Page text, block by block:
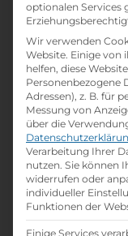
Gasthof
Niggas
folderBranche:
Hotel- /
optionalen Services
Wir verwenden
Website. Einige von
helfen, diese
Personenbezogene
Adressen), z. B. für
Messung von
über die
Verarbeitung Ihrer
nutzen. Sie können
widerrufen oder
individueller
Funktionen der
Einige Services